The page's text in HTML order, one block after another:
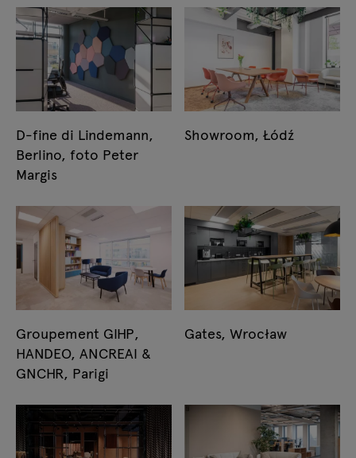
D-fine di Lindemann,
Berlino, foto Peter
Margis
Showroom, Łódź
Groupement GIHP,
HANDEO, ANCREAI &
GNCHR, Parigi
Gates, Wrocław